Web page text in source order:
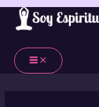
Ir
contenido